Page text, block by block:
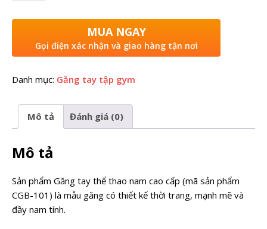
MUA NGAY
Gọi điện xác nhận và giao hàng tận nơi
Danh mục: Găng tay tập gym
Mô tả Đánh giá (0)
Mô tả
Sản phẩm Găng tay thể thao nam cao cấp (mã sản phẩm
CGB-101) là mẫu găng có thiết kế thời trang, mạnh mẽ và
đầy nam tính.